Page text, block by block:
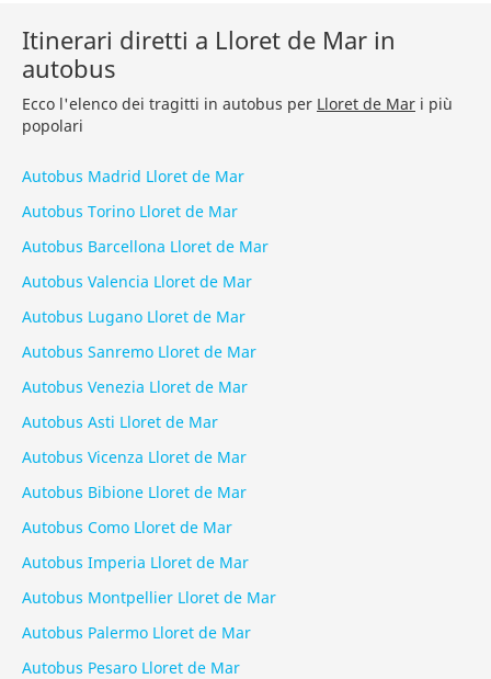
Itinerari diretti a Lloret de Mar in
autobus
Ecco l'elenco dei tragitti in autobus per Lloret de Mar i più
popolari
Autobus Madrid Lloret de Mar
Autobus Torino Lloret de Mar
Autobus Barcellona Lloret de Mar
Autobus Valencia Lloret de Mar
Autobus Lugano Lloret de Mar
Autobus Sanremo Lloret de Mar
Autobus Venezia Lloret de Mar
Autobus Asti Lloret de Mar
Autobus Vicenza Lloret de Mar
Autobus Bibione Lloret de Mar
Autobus Como Lloret de Mar
Autobus Imperia Lloret de Mar
Autobus Montpellier Lloret de Mar
Autobus Palermo Lloret de Mar
Autobus Pesaro Lloret de Mar